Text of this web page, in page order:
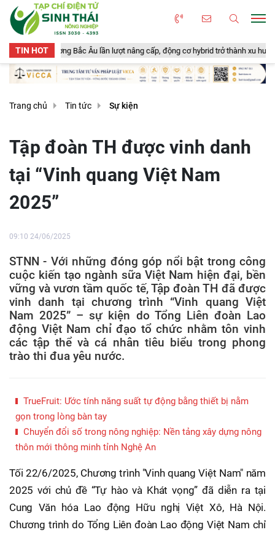
TIN HOT
Âu lần lượt nâng cấp, động cơ hybrid trở thành xu hướng mới
Trang chủ Tin tức Sự kiện
Tập đoàn TH được vinh danh
tại “Vinh quang Việt Nam
2025”
09:10 24/06/2025
STNN - Với những đóng góp nổi bật trong công
cuộc kiến tạo ngành sữa Việt Nam hiện đại, bền
vững và vươn tầm quốc tế, Tập đoàn TH đã được
vinh danh tại chương trình “Vinh quang Việt
Nam 2025” – sự kiện do Tổng Liên đoàn Lao
động Việt Nam chỉ đạo tổ chức nhằm tôn vinh
các tập thể và cá nhân tiêu biểu trong phong
trào thi đua yêu nước.
TrueFruit: Ước tính năng suất tự động bằng thiết bị nằm
gọn trong lòng bàn tay
Chuyển đổi số trong nông nghiệp: Nền tảng xây dựng nông
thôn mới thông minh tỉnh Nghệ An
Tối 22/6/2025, Chương trình "Vinh quang Việt Nam" năm
2025 với chủ đề “Tự hào và Khát vọng” đã diễn ra tại
Cung Văn hóa Lao động Hữu nghị Việt Xô, Hà Nội.
Chương trình do Tổng Liên đoàn Lao động Việt Nam chỉ